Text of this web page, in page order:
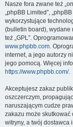
Nasze fora zwane też
„phpBB Limited”,
wykorzystujące
(bulletin board), wydane
też „GPL”.
www.phpbb.com.
internet, a jego autorzy
jego pomocą. Więcej
https://www.phpbb.com/.
Akceptujesz zakaz
oszczerczym,
naruszającym cudze
zakazu może skutkować
witryny, a twój dostawca